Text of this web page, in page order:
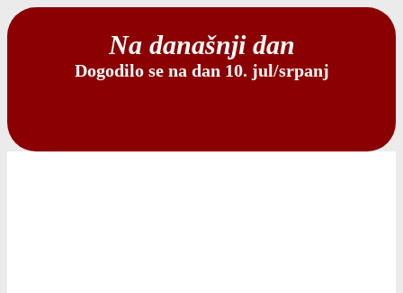
Na današnji dan
Dogodilo se na dan 10. jul/srpanj